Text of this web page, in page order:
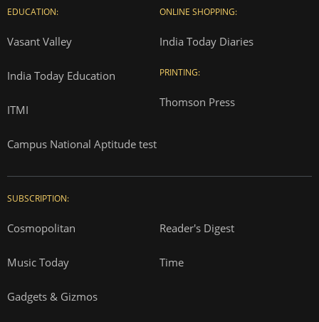
EDUCATION:
Vasant Valley
India Today Education
ITMI
Campus National Aptitude test
ONLINE SHOPPING:
India Today Diaries
PRINTING:
Thomson Press
SUBSCRIPTION:
Cosmopolitan Reader's Digest
Music Today Time
Gadgets & Gizmos